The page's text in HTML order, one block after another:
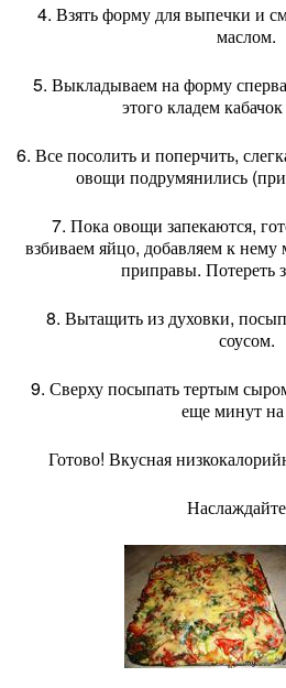
4. Взять форму для выпечки и
маслом.
5. Выкладываем на форму
этого кладем
6. Все посолить и поперчить,
овощи подрумянились
7. Пока овощи запекаются,
взбиваем яйцо, добавляем к
приправы. Потереть
8. Вытащить из духовки,
соусом.
9. Сверху посыпать тертым
еще минут
Готово! Вкусная